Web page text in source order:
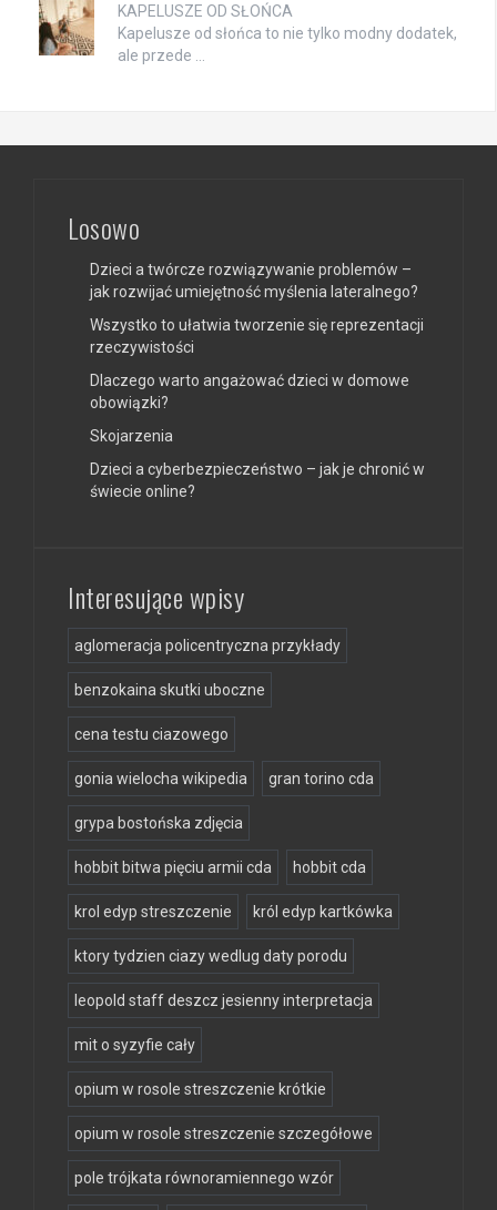
KAPELUSZE OD SŁOŃCA
Kapelusze od słońca to nie tylko modny dodatek,
ale przede …
Losowo
Dzieci a twórcze rozwiązywanie problemów –
jak rozwijać umiejętność myślenia lateralnego?
Wszystko to ułatwia tworzenie się reprezentacji
rzeczywistości
Dlaczego warto angażować dzieci w domowe
obowiązki?
Skojarzenia
Dzieci a cyberbezpieczeństwo – jak je chronić w
świecie online?
Interesujące wpisy
aglomeracja policentryczna przykłady
benzokaina skutki uboczne
cena testu ciazowego
gonia wielocha wikipedia gran torino cda
grypa bostońska zdjęcia
hobbit bitwa pięciu armii cda hobbit cda
krol edyp streszczenie król edyp kartkówka
ktory tydzien ciazy wedlug daty porodu
leopold staff deszcz jesienny interpretacja
mit o syzyfie cały
opium w rosole streszczenie krótkie
opium w rosole streszczenie szczegółowe
pole trójkata równoramiennego wzór